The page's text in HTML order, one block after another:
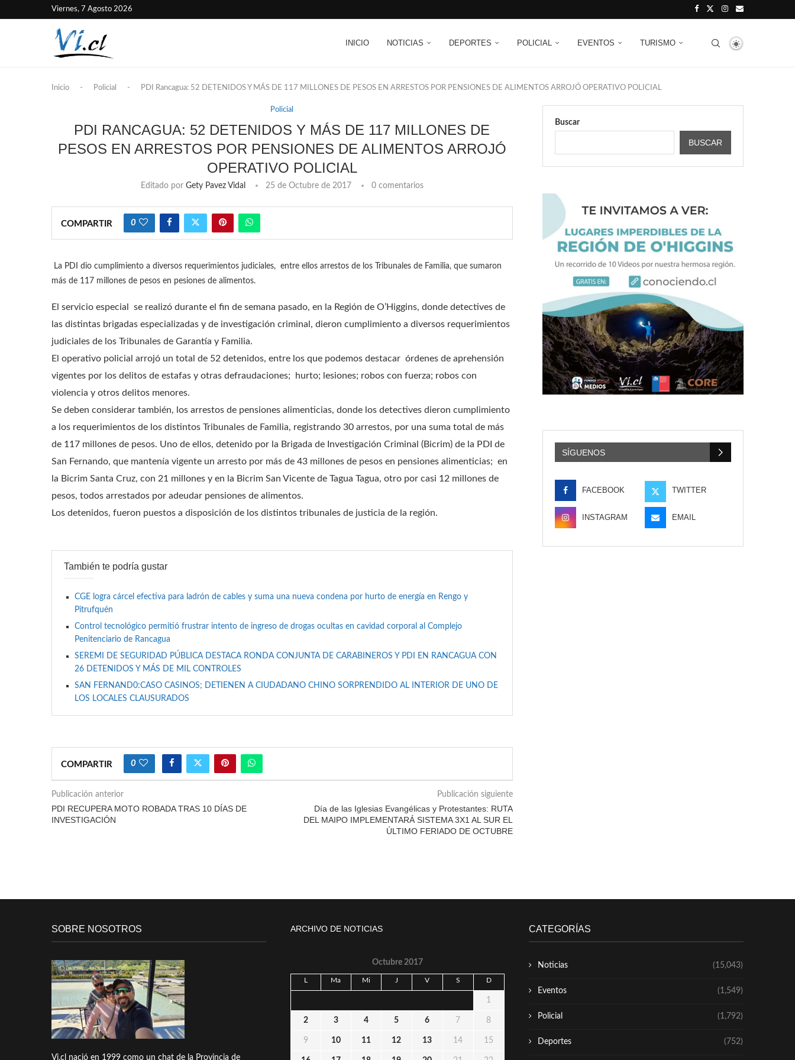
Viernes, 7 Agosto 2026
INICIO NOTICIAS DEPORTES POLICIAL EVENTOS TURISMO
Inicio - Policial - PDI Rancagua: 52 DETENIDOS Y MÁS DE 117 MILLONES DE PESOS EN ARRESTOS POR PENSIONES DE ALIMENTOS ARROJÓ OPERATIVO POLICIAL
Policial
PDI RANCAGUA: 52 DETENIDOS Y MÁS DE 117 MILLONES DE
PESOS EN ARRESTOS POR PENSIONES DE ALIMENTOS ARROJÓ
OPERATIVO POLICIAL
Editado por Gety Pavez Vidal 25 de Octubre de 2017 0 comentarios
COMPARTIR 0
La PDI dio cumplimiento a diversos requerimientos judiciales, entre ellos arrestos de los Tribunales de Familia, que sumaron
más de 117 millones de pesos en pesiones de alimentos.
El servicio especial se realizó durante el fin de semana pasado, en la Región de O’Higgins, donde detectives de
las distintas brigadas especializadas y de investigación criminal, dieron cumplimiento a diversos requerimientos
judiciales de los Tribunales de Garantía y Familia.
El operativo policial arrojó un total de 52 detenidos, entre los que podemos destacar órdenes de aprehensión
vigentes por los delitos de estafas y otras defraudaciones; hurto; lesiones; robos con fuerza; robos con
violencia y otros delitos menores.
Se deben considerar también, los arrestos de pensiones alimenticias, donde los detectives dieron cumplimiento
a los requerimientos de los distintos Tribunales de Familia, registrando 30 arrestos, por una suma total de más
de 117 millones de pesos. Uno de ellos, detenido por la Brigada de Investigación Criminal (Bicrim) de la PDI de
San Fernando, que mantenía vigente un arresto por más de 43 millones de pesos en pensiones alimenticias; en
la Bicrim Santa Cruz, con 21 millones y en la Bicrim San Vicente de Tagua Tagua, otro por casi 12 millones de
pesos, todos arrestados por adeudar pensiones de alimentos.
Los detenidos, fueron puestos a disposición de los distintos tribunales de justicia de la región.
También te podría gustar
CGE logra cárcel efectiva para ladrón de cables y suma una nueva condena por hurto de energía en Rengo y
Pitrufquén
Control tecnológico permitió frustrar intento de ingreso de drogas ocultas en cavidad corporal al Complejo
Penitenciario de Rancagua
SEREMI DE SEGURIDAD PÚBLICA DESTACA RONDA CONJUNTA DE CARABINEROS Y PDI EN RANCAGUA CON
26 DETENIDOS Y MÁS DE MIL CONTROLES
SAN FERNAND0:CASO CASINOS; DETIENEN A CIUDADANO CHINO SORPRENDIDO AL INTERIOR DE UNO DE
LOS LOCALES CLAUSURADOS
COMPARTIR 0
Publicación anterior
PDI RECUPERA MOTO ROBADA TRAS 10 DÍAS DE
INVESTIGACIÓN
Publicación siguiente
Día de las Iglesias Evangélicas y Protestantes: RUTA
DEL MAIPO IMPLEMENTARÁ SISTEMA 3X1 AL SUR EL
ÚLTIMO FERIADO DE OCTUBRE
Buscar
BUSCAR
SÍGUENOS
FACEBOOK TWITTER
INSTAGRAM EMAIL
SOBRE NOSOTROS
Vi.cl nació en 1999 como un chat de la Provincia de
ARCHIVO DE NOTICIAS
Octubre 2017
L Ma Mi J V S D
1
2 3 4 5 6 7 8
9 10 11 12 13 14 15
CATEGORÍAS
Noticias (15,043)
Eventos (1,549)
Policial (1,792)
Deportes (752)